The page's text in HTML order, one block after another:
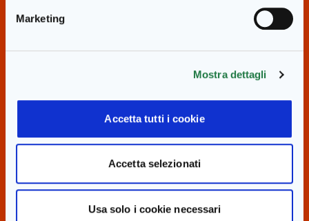
Marketing
Mostra dettagli
Accetta tutti i cookie
Accetta selezionati
Usa solo i cookie necessari